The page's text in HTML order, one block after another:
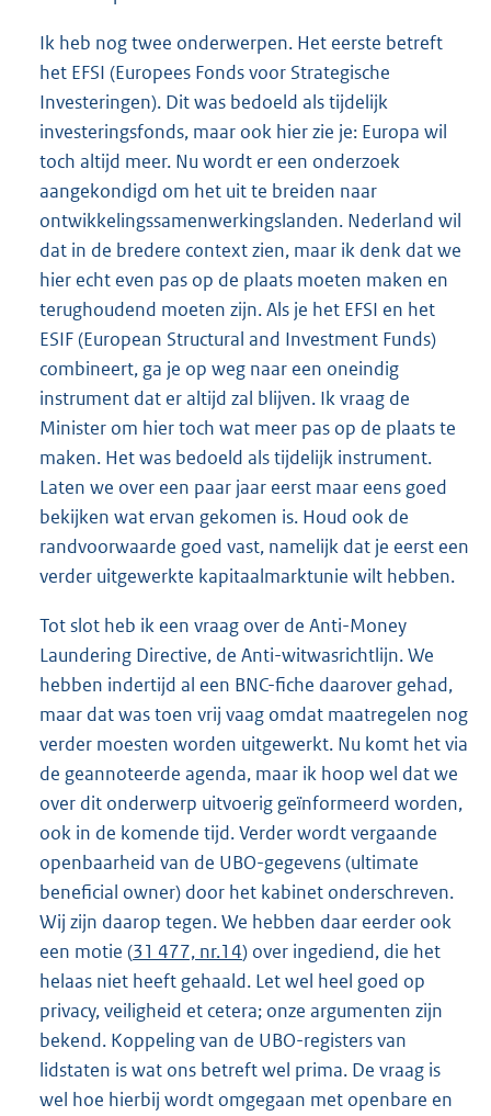
Ik heb nog twee onderwerpen. Het eerste betreft
het EFSI (Europees Fonds voor Strategische
Investeringen). Dit was bedoeld als tijdelijk
investeringsfonds, maar ook hier zie je: Europa wil
toch altijd meer. Nu wordt er een onderzoek
aangekondigd om het uit te breiden naar
ontwikkelingssamenwerkingslanden. Nederland wil
dat in de bredere context zien, maar ik denk dat we
hier echt even pas op de plaats moeten maken en
terughoudend moeten zijn. Als je het EFSI en het
ESIF (European Structural and Investment Funds)
combineert, ga je op weg naar een oneindig
instrument dat er altijd zal blijven. Ik vraag de
Minister om hier toch wat meer pas op de plaats te
maken. Het was bedoeld als tijdelijk instrument.
Laten we over een paar jaar eerst maar eens goed
bekijken wat ervan gekomen is. Houd ook de
randvoorwaarde goed vast, namelijk dat je eerst een
verder uitgewerkte kapitaalmarktunie wilt hebben.
Tot slot heb ik een vraag over de Anti-Money
Laundering Directive, de Anti-witwasrichtlijn. We
hebben indertijd al een BNC-fiche daarover gehad,
maar dat was toen vrij vaag omdat maatregelen nog
verder moesten worden uitgewerkt. Nu komt het via
de geannoteerde agenda, maar ik hoop wel dat we
over dit onderwerp uitvoerig geïnformeerd worden,
ook in de komende tijd. Verder wordt vergaande
openbaarheid van de UBO-gegevens (ultimate
beneficial owner) door het kabinet onderschreven.
Wij zijn daarop tegen. We hebben daar eerder ook
een motie (31 477, nr.14) over ingediend, die het
helaas niet heeft gehaald. Let wel heel goed op
privacy, veiligheid et cetera; onze argumenten zijn
bekend. Koppeling van de UBO-registers van
lidstaten is wat ons betreft wel prima. De vraag is
wel hoe hierbij wordt omgegaan met openbare en